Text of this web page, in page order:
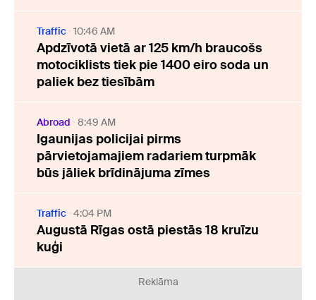
Traffic 10:46 AM
Apdzīvotā vietā ar 125 km/h braucošs
motociklists tiek pie 1400 eiro soda un
paliek bez tiesībām
Abroad 8:49 AM
Igaunijas policijai pirms
pārvietojamajiem radariem turpmāk
būs jāliek brīdinājuma zīmes
Traffic 4:04 PM
Augustā Rīgas ostā piestās 18 kruīzu
kuģi
Reklāma